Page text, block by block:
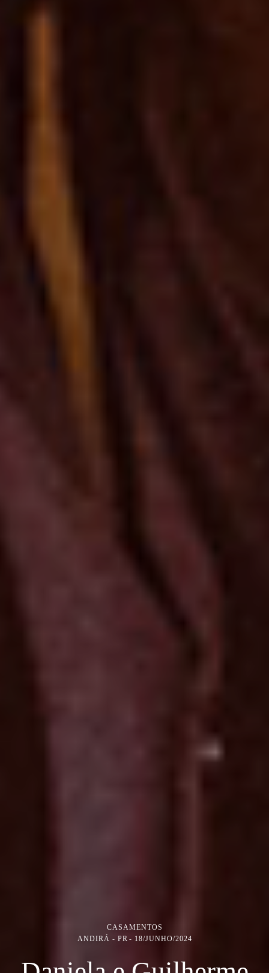
CASAMENTOS
ANDIRÁ - PR
18/JUNHO/2024